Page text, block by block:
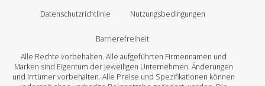
Datenschutzrichtlinie Nutzungsbedingungen
Barrierefreiheit
Alle Rechte vorbehalten. Alle aufgeführten Firmennamen und
Marken sind Eigentum der jeweiligen Unternehmen. Änderungen
und Irrtümer vorbehalten. Alle Preise und Spezifikationen können